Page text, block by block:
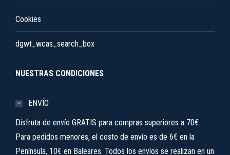
Cookies
dgwt_wcas_search_box
NUESTRAS CONDICIONES
ENVÍO
Disfruta de envío GRATIS para compras superiores a 70€.
Para pedidos menores, el costo de envío es de 6€ en la
Península, 10€ en Baleares. Todos los envíos se realizan en un